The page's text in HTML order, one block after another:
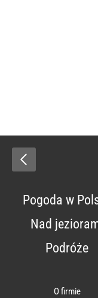
Pogoda w
Nad
Podróże
O firmie